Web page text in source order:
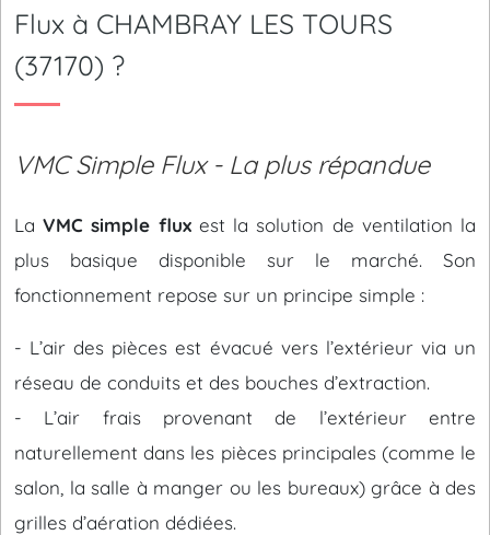
Flux à CHAMBRAY LES TOURS
(37170) ?
VMC Simple Flux - La plus répandue
LaVMC simple fluxest la solution de ventilation la
plus basique disponible sur le marché. Son
fonctionnement repose sur un principe simple :
- L’air des pièces est évacué vers l’extérieur via un
réseau de conduits et des bouches d’extraction.
- L’air frais provenant de l’extérieur entre
naturellement dans les pièces principales (comme le
salon, la salle à manger ou les bureaux) grâce à des
grilles d’aération dédiées.